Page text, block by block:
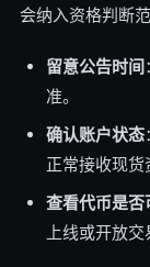
会纳入资格判断范
留意公告时间
准。
确认账户状态
正常接收现货
查看代币是否
上线或开放交